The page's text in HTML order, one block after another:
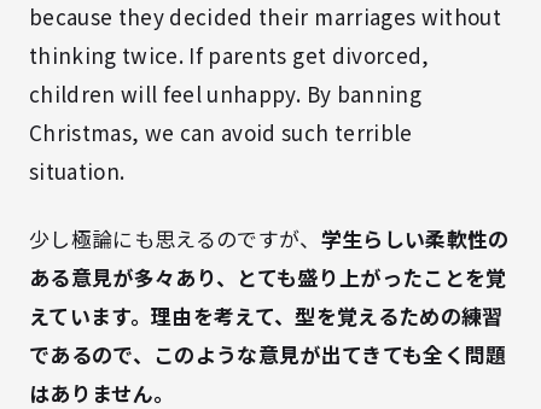
because they decided their marriages without
thinking twice. If parents get divorced,
children will feel unhappy. By banning
Christmas, we can avoid such terrible
situation.
少し極論にも思えるのですが、 学生らしい柔軟性の
ある意見が多々あり、とても盛り上がったことを覚
えています。理由を考えて、型を覚えるための練習
であるので、このような意見が出てきても全く問題
はありません。